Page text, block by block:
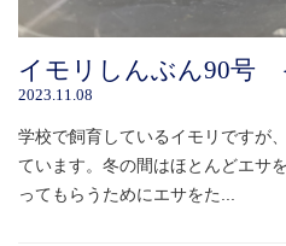
イモリしんぶん90号
2023.11.08
学校で飼育しているイモリですが
ています。冬の間はほとんどエサ
ってもらうためにエサをた...